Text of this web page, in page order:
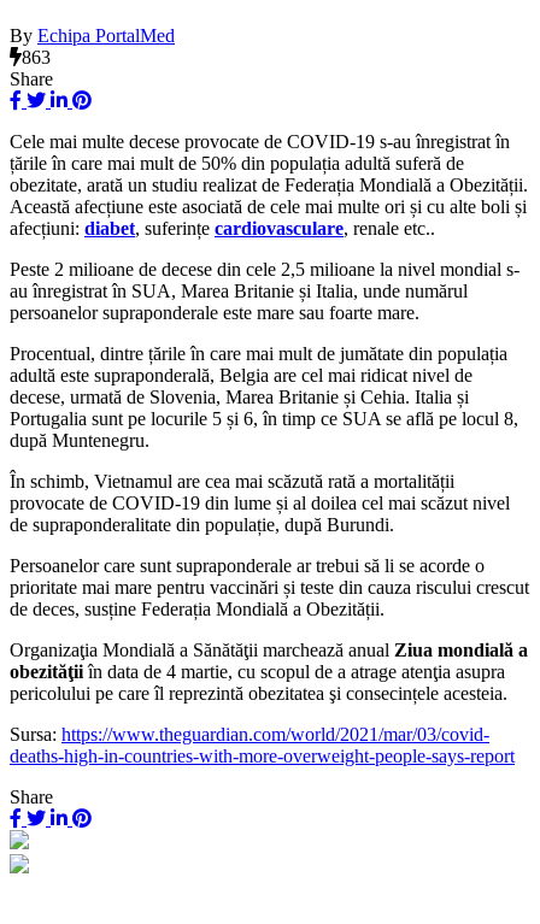
By Echipa PortalMed
863
Share
Cele mai multe decese provocate de COVID-19 s-au înregistrat în
țările în care mai mult de 50% din populația adultă suferă de
obezitate, arată un studiu realizat de Federația Mondială a Obezității.
Această afecțiune este asociată de cele mai multe ori și cu alte boli și
afecțiuni: diabet, suferințe cardiovasculare, renale etc..
Peste 2 milioane de decese din cele 2,5 milioane la nivel mondial s-
au înregistrat în SUA, Marea Britanie și Italia, unde numărul
persoanelor supraponderale este mare sau foarte mare.
Procentual, dintre țările în care mai mult de jumătate din populația
adultă este supraponderală, Belgia are cel mai ridicat nivel de
decese, urmată de Slovenia, Marea Britanie și Cehia. Italia și
Portugalia sunt pe locurile 5 și 6, în timp ce SUA se află pe locul 8,
după Muntenegru.
În schimb, Vietnamul are cea mai scăzută rată a mortalității
provocate de COVID-19 din lume și al doilea cel mai scăzut nivel
de supraponderalitate din populație, după Burundi.
Persoanelor care sunt supraponderale ar trebui să li se acorde o
prioritate mai mare pentru vaccinări și teste din cauza riscului crescut
de deces, susține Federația Mondială a Obezității.
Organizaţia Mondială a Sănătăţii marchează anual Ziua mondială a
obezităţiiîn data de 4 martie, cu scopul de a atrage atenţia asupra
pericolului pe care îl reprezintă obezitatea şi consecințele acesteia.
Sursa: https://www.theguardian.com/world/2021/mar/03/covid-
deaths-high-in-countries-with-more-overweight-people-says-report
Share